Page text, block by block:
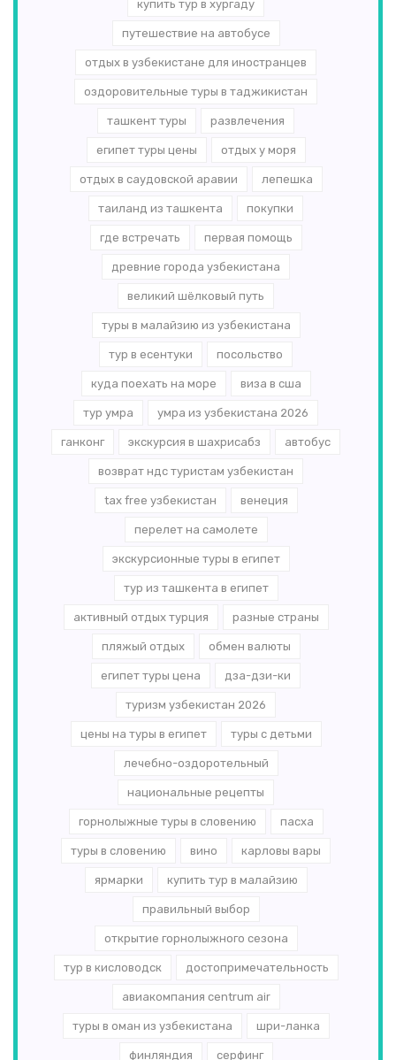
купить тур в хургаду
путешествие на автобусе
отдых в узбекистане для иностранцев
оздоровительные туры в таджикистан
ташкент туры развлечения
египет туры цены отдых у моря
отдых в саудовской аравии лепешка
таиланд из ташкента покупки
где встречать первая помощь
древние города узбекистана
великий шёлковый путь
туры в малайзию из узбекистана
тур в есентуки посольство
куда поехать на море виза в сша
тур умра умра из узбекистана 2026
ганконг экскурсия в шахрисабз автобус
возврат ндс туристам узбекистан
tax free узбекистан венеция
перелет на самолете
экскурсионные туры в египет
тур из ташкента в египет
активный отдых турция разные страны
пляжый отдых обмен валюты
египет туры цена дза-дзи-ки
туризм узбекистан 2026
цены на туры в египет туры с детьми
лечебно-оздоротельный
национальные рецепты
горнолыжные туры в словению пасха
туры в словению вино карловы вары
ярмарки купить тур в малайзию
правильный выбор
открытие горнолыжного сезона
тур в кисловодск достопримечательность
авиакомпания centrum air
туры в оман из узбекистана шри-ланка
финляндия серфинг